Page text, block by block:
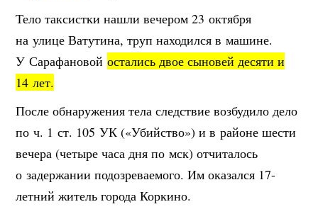
Тело таксистки нашли вечером 23 октября
на улице Ватутина, труп находился в машине.
У Сарафановойостались двое сыновей десяти и
14 лет.
После обнаружения тела следствие возбудило дело
по ч. 1 ст. 105 УК («Убийство») и в районе шести
вечера (четыре часа дня по мск) отчиталось
о задержании подозреваемого. Им оказался 17-
летний житель города Коркино.